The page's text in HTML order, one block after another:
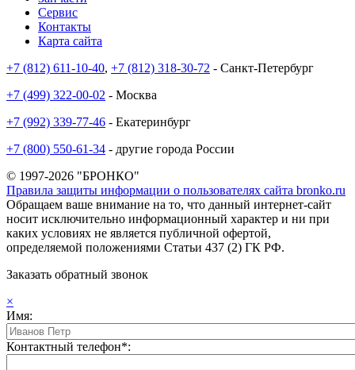
Сервис
Контакты
Карта сайта
+7 (812) 611-10-40, +7 (812) 318-30-72 - Санкт-Петербург
+7 (499) 322-00-02 - Москва
+7 (992) 339-77-46 - Екатеринбург
+7 (800) 550-61-34 - другие города России
© 1997-2026 "БРОНКО"
Правила защиты информации о пользователях сайта bronko.ru
Обращаем ваше внимание на то, что данный интернет-сайт
носит исключительно информационный характер и ни при
каких условиях не является публичной офертой,
определяемой положениями Статьи 437 (2) ГК РФ.
Заказать обратный звонок
×
Имя:
Контактный телефон*: